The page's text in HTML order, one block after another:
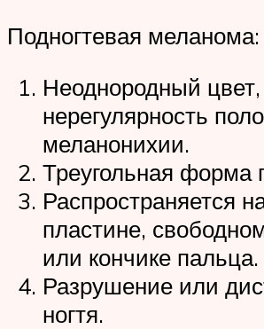
Подногтевая меланома:
Неоднородный цвет,
нерегулярность
меланонихии.
Треугольная форма
Распространяется
пластине,
или кончике пальца.
Разрушение или
ногтя.